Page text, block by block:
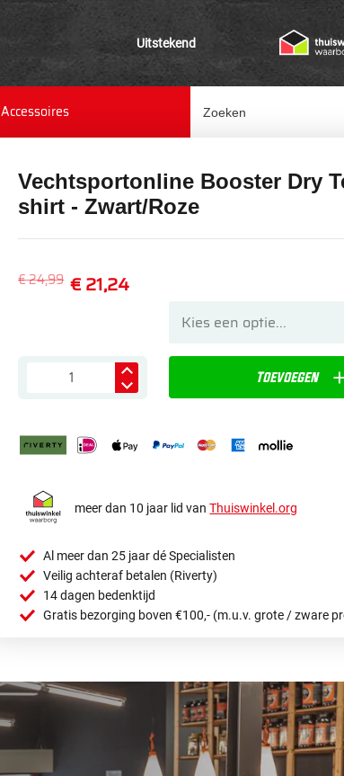
Uitstekend
Accessoires
Vechtsportonline Booster Dry
shirt - Zwart/Roze
€ 21,24
€ 24,99
Toevoegen
meer dan 10 jaar lid vanThuiswinkel.org
Al meer dan 25 jaar dé Specialisten
Veilig achteraf betalen (Riverty)
14 dagen bedenktijd
Gratis bezorging boven €100,- (m.u.v. grote / zware